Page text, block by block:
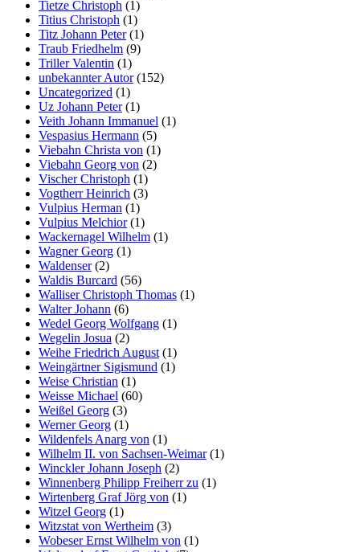
Tietze Christoph (1)
Titius Christoph (1)
Titz Johann Peter(1)
Traub Friedhelm (9)
Triller Valentin (1)
unbekannter Autor(152)
Uncategorized (1)
Uz Johann Peter(1)
Veith Johann Immanuel (1)
Vespasius Hermann (5)
Viebahn Christa von (1)
Viebahn Georg von (2)
Vischer Christoph (1)
Vogtherr Heinrich (3)
Vulpius Herman (1)
Vulpius Melchior(1)
Wackernagel Wilhelm (1)
Wagner Georg (1)
Waldenser(2)
Waldis Burcard (56)
Walliser Christoph Thomas (1)
Walter Johann (6)
Wedel Georg Wolfgang (1)
Wegelin Josua (2)
Weihe Friedrich August (1)
Weingärtner Sigismund (1)
Weise Christian (1)
Weisse Michael (60)
Weißel Georg (3)
Werner Georg (1)
Wildenfels Anarg von (1)
Wilhelm II. von Sachsen-Weimar(1)
Winckler Johann Joseph (2)
Winnenberg Philipp Freiherr zu (1)
Wirtenberg Graf Jörg von (1)
Witzel Georg (1)
Witzstat von Wertheim (3)
Wobeser Ernst Wilhelm von (1)